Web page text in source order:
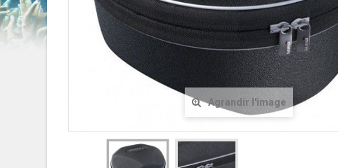
Agrandir l'image